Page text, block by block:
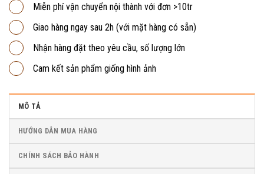
Miễn phí vận chuyển nội thành với đơn >10tr
Giao hàng ngay sau 2h (với mặt hàng có sẵn)
Nhận hàng đặt theo yêu cầu, số lượng lớn
Cam kết sản phẩm giống hình ảnh
MÔ TẢ
HƯỚNG DẪN MUA HÀNG
CHÍNH SÁCH BẢO HÀNH